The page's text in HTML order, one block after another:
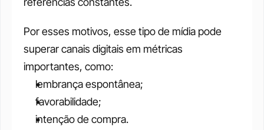
Por esses motivos, esse tipo de mídia pode
superar canais digitais em métricas
importantes, como:
lembrança espontânea;
favorabilidade;
intenção de compra.